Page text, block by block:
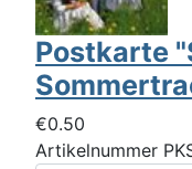
Postkarte
€0.50
Artikelnummer